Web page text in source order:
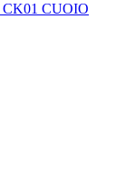
CK01 CUOIO